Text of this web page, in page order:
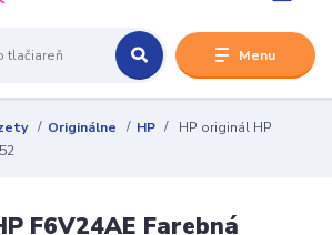
Menu
Originálne HP
HP originál HP
F6V24AE Farebná